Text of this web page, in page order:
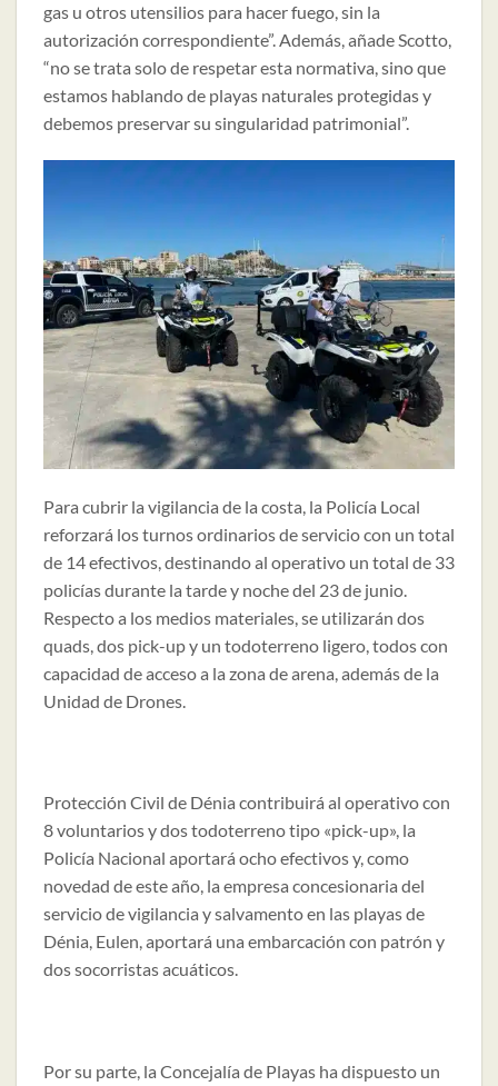
gas u otros utensilios para hacer fuego, sin la
autorización correspondiente”. Además, añade Scotto,
“no se trata solo de respetar esta normativa, sino que
estamos hablando de playas naturales protegidas y
debemos preservar su singularidad patrimonial”.
Para cubrir la vigilancia de la costa, la Policía Local
reforzará los turnos ordinarios de servicio con un total
de 14 efectivos, destinando al operativo un total de 33
policías durante la tarde y noche del 23 de junio.
Respecto a los medios materiales, se utilizarán dos
quads, dos pick-up y un todoterreno ligero, todos con
capacidad de acceso a la zona de arena, además de la
Unidad de Drones.
Protección Civil de Dénia contribuirá al operativo con
8 voluntarios y dos todoterreno tipo «pick-up», la
Policía Nacional aportará ocho efectivos y, como
novedad de este año, la empresa concesionaria del
servicio de vigilancia y salvamento en las playas de
Dénia, Eulen, aportará una embarcación con patrón y
dos socorristas acuáticos.
Por su parte, la Concejalía de Playas ha dispuesto un